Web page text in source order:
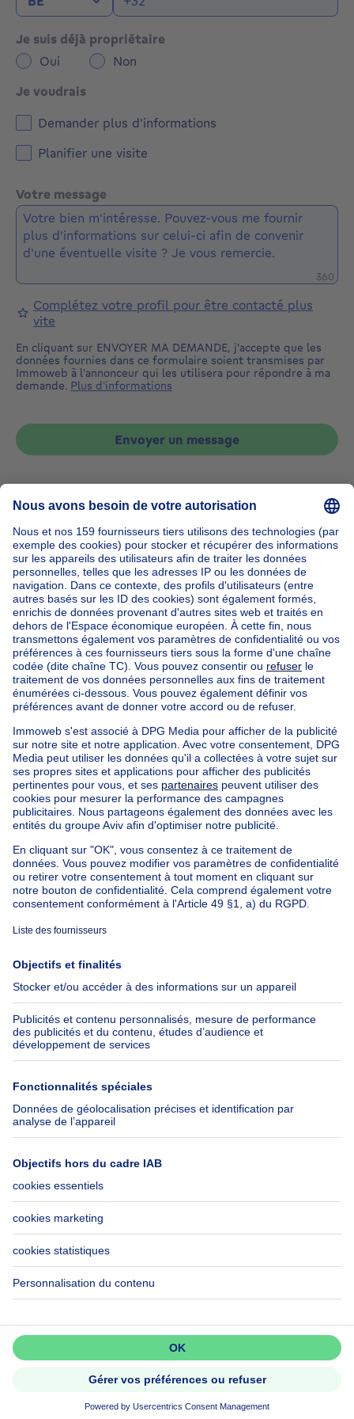
Je suis déjà propriétaire
Oui
Non
Je voudrais
Demander plus d'informations
Planifier une visite
Votre message
360
Complétez votre profil pour être contacté plus
vite
En cliquant sur ENVOYER MA DEMANDE, j'accepte que les
données fournies dans ce formulaire soient transmises par
Immoweb à l'annonceur qui les utilisera pour répondre à ma
demande. Plus d'informations
Envoyer un message
Appeler Contacter
Accueil Belgique
Bruxelles (province)
Bruxelles (arrondissement)
Acheter votre maison à Uccle
Nos maisons hors de la Belgique
Maison à vendre France
Maison à vendre Espagne
Maison à vendre Italie
Maison à vendre Luxembourg
Maison à vendre Pays-bas
Nos biens pas chèrsMaison à vendre pas cher
Appartements à louer pas cher
Nos biens à louer avec chambres
Appartement à vendre avec 3 chambres
Maison à vendre avec 3 chambres
Appartement à louer avec 3 chambres
Maison à louer avec 3 chambres
Appartement à louer avec 3 chambres Bruxelles-ville
À propos
Immoweb
Presse
Emplois
Groupe Axel Springer
SeLoger.com
Immowelt.de
Outils
Belfius
Assurances
Check-list déménagement
Aide
FAQ
Accessibilité
Contactez-nous
Suivez-nous
LinkedIn
Immoweb SA © 2026 - Tous droits réservés
Conditions d'utilisation Gestion des cookies
Vie privée
Règles de fonctionnement et de classement
3044 -
d2b95f88ad4c2e3527743d6bd81664b3a2df8b8e -